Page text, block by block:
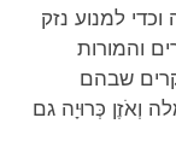
למנוע נזק
והמורות
שבהם
וְאֹזֶן כְּרוּיָה גם